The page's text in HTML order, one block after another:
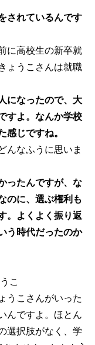
されているんです
に高校生の新卒就
ょうこさんは就職
になったので、大
すよ。なんか学校
感じですね。
んなふうに思いま
ったんですが、な
のに、選ぶ権利も
。よくよく振り返
う時代だったのか
こ
うこさんがいった
んですよ。ほとん
選択肢がなく、学